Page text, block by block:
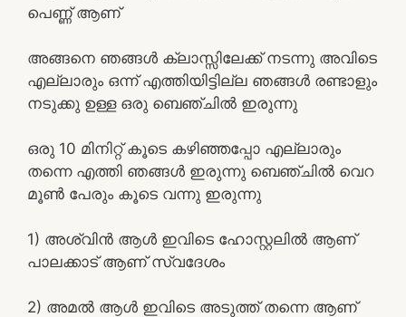
പെണ്ണ് ആണ്
അങ്ങനെ ഞങ്ങൾ ക്ലാസ്സിലേക്ക് നടന്നു അവിടെ
എല്ലാരും ഒന്ന് എത്തിയിട്ടില്ല ഞങ്ങൾ രണ്ടാളും
നടുക്കു ഉള്ള ഒരു ബെഞ്ചിൽ ഇരുന്നു
ഒരു 10 മിനിറ്റ് കൂടെ കഴിഞ്ഞപ്പോ എല്ലാരും
തന്നെ എത്തി ഞങ്ങൾ ഇരുന്നു ബെഞ്ചിൽ വെറ
മൂൺ പേരും കൂടെ വന്നു ഇരുന്നു
1) അശ്വിൻ ആൾ ഇവിടെ ഹോസ്റ്റലിൽ ആണ്
പാലക്കാട് ആണ് സ്വദേശം
2) അമൽ ആൾ ഇവിടെ അടുത്ത് തന്നെ ആണ്